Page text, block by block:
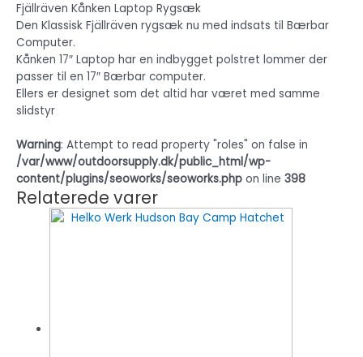
Fjällräven Kånken Laptop Rygsæk
Den Klassisk Fjällräven rygsæk nu med indsats til Bærbar
Computer.
Kånken 17″ Laptop har en indbygget polstret lommer der
passer til en 17″ Bærbar computer.
Ellers er designet som det altid har været med samme
slidstyr
Warning: Attempt to read property "roles" on false in
/var/www/outdoorsupply.dk/public_html/wp-
content/plugins/seoworks/seoworks.php on line 398
Relaterede varer